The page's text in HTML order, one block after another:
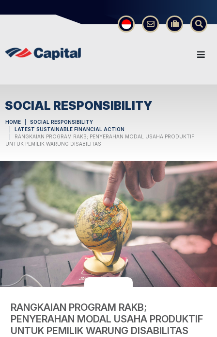
×
SOCIAL RESPONSIBILITY
HOME
SOCIAL RESPONSIBILITY
LATEST SUSTAINABLE FINANCIAL ACTION
RANGKAIAN PROGRAM RAKB; PENYERAHAN MODAL USAHA PRODUKTIF
UNTUK PEMILIK WARUNG DISABILITAS
RANGKAIAN PROGRAM RAKB;
PENYERAHAN MODAL USAHA PRODUKTIF
UNTUK PEMILIK WARUNG DISABILITAS